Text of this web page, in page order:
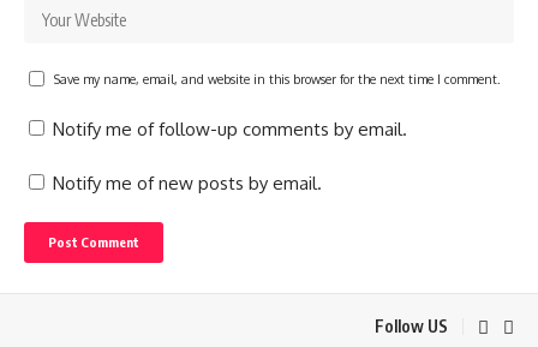
Save my name, email, and website in this browser for the next time I comment.
Notify me of follow-up comments by email.
Notify me of new posts by email.
Follow US